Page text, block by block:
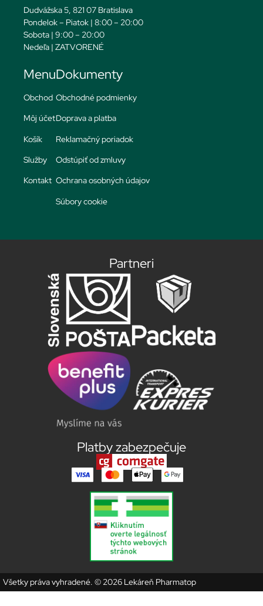
Dudvážska 5, 821 07 Bratislava
Pondelok – Piatok | 8:00 – 20:00
Sobota | 9:00 – 20:00
Nedeľa | ZATVORENÉ
Menu
Obchod
Môj účet
Košík
Služby
Kontakt
Dokumenty
Obchodné podmienky
Doprava a platba
Reklamačný poriadok
Odstúpiť od zmluvy
Ochrana osobných údajov
Súbory cookie
Partneri
Platby zabezpečuje
Všetky práva vyhradené. © 2026 Lekáreň Pharmatop